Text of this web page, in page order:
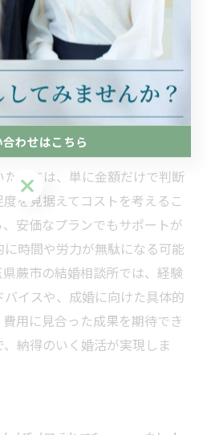
ーまで手厚く対応していま
が含まれているかを確認し、
全体を総合的に見て選択するこ
コストの考え方
めには、単に金額だけで判断
を見据えてコストを考えるこ
安価なプランでもサポートが
時間や労力が無駄になる可能
蕨市の結婚相談所では、経験
イスや、成婚に向けた具体的
用に見合った成果を期待でき
納得のいく婚活が実現しま
合わせはこちら
わせはこちら